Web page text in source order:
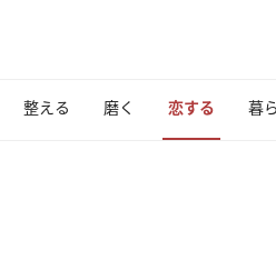
整える 磨く 恋する 暮